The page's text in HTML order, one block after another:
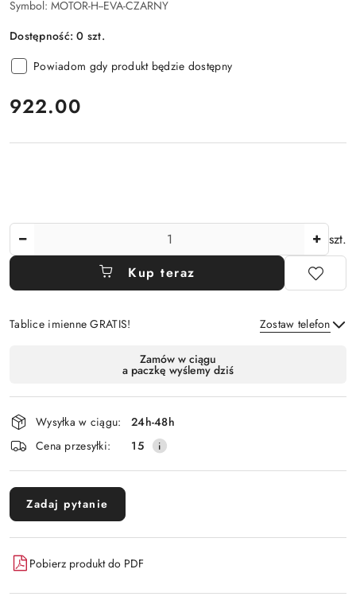
Symbol: MOTOR-H--EVA-CZARNY
Dostępność:0 szt.
Powiadom gdy produkt będzie dostępny
cena:
922.00
szt.
Kup teraz
Tablice imienne GRATIS! Zostaw telefon
Wyślij
dostawa
Zamów w ciągu
a paczkę wyślemy dziś
Wysyłka w ciągu:
24h-48h
Cena przesyłki:
15
Zadaj pytanie
Pobierz produkt do PDF